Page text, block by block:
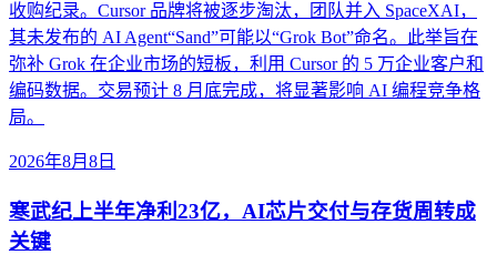
收购纪录。Cursor 品牌将被逐步淘汰，团队并入 SpaceXAI，
其未发布的 AI Agent“Sand”可能以“Grok Bot”命名。此举旨在
弥补 Grok 在企业市场的短板，利用 Cursor 的 5 万企业客户和
编码数据。交易预计 8 月底完成，将显著影响 AI 编程竞争格
局。
2026年8月8日
寒武纪上半年净利23亿，AI芯片交付与存货周转成
关键